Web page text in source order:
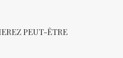
PEUT-ÊTRE